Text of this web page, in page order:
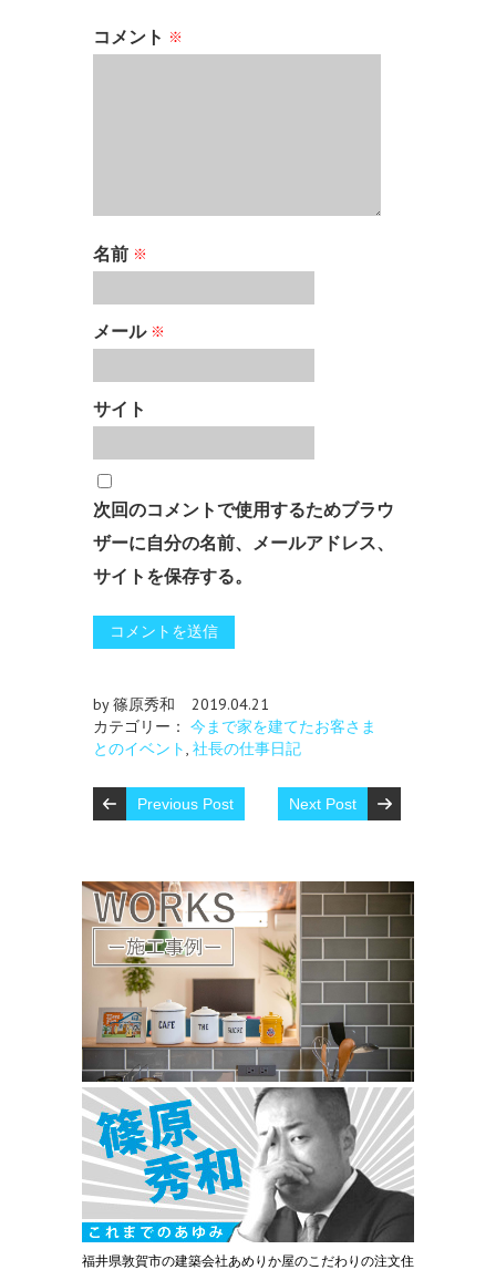
コメント ※
名前 ※
メール ※
サイト
次回のコメントで使用するためブラウ
ザーに自分の名前、メールアドレス、
サイトを保存する。
by 篠原秀和
2019.04.21
カテゴリー： 今まで家を建てたお客さま
とのイベント, 社長の仕事日記
Previous Post Next Post
福井県敦賀市の建築会社あめりか屋のこだわりの注文住